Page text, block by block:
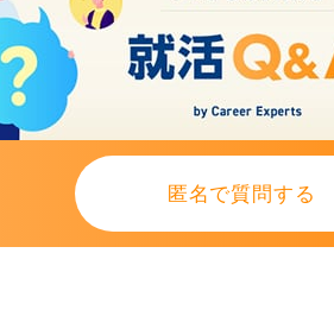
匿名で質問する